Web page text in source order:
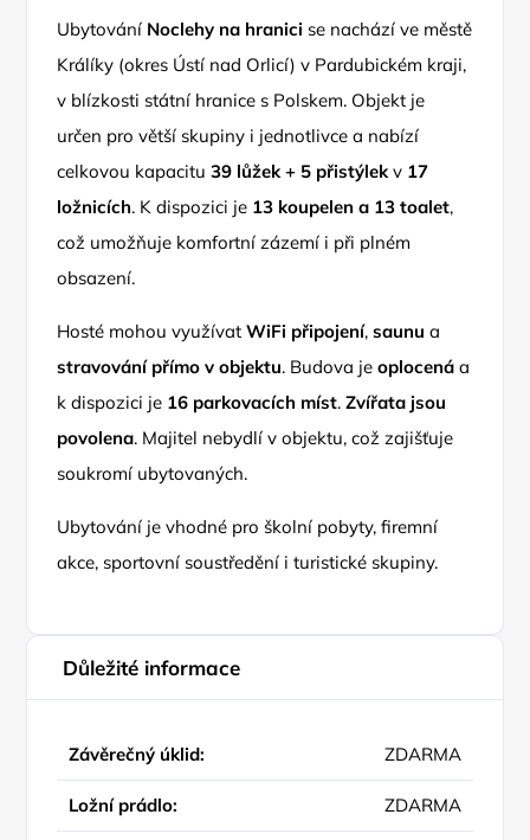
Ubytování Noclehy na hranici se nachází ve městě
Králíky (okres Ústí nad Orlicí) v Pardubickém kraji,
v blízkosti státní hranice s Polskem. Objekt je
určen pro větší skupiny i jednotlivce a nabízí
celkovou kapacitu39 lůžek + 5 přistýlekv 17
ložnicích. K dispozici je 13 koupelen a 13 toalet,
což umožňuje komfortní zázemí i při plném
obsazení.
Hosté mohou využívatWiFi připojení,saunu a
stravování přímo v objektu. Budova jeoplocená a
k dispozici je 16 parkovacích míst.Zvířata jsou
povolena. Majitel nebydlí v objektu, což zajišťuje
soukromí ubytovaných.
Ubytování je vhodné pro školní pobyty, firemní
akce, sportovní soustředění i turistické skupiny.
Důležité informace
Závěrečný úklid: ZDARMA
Ložní prádlo: ZDARMA